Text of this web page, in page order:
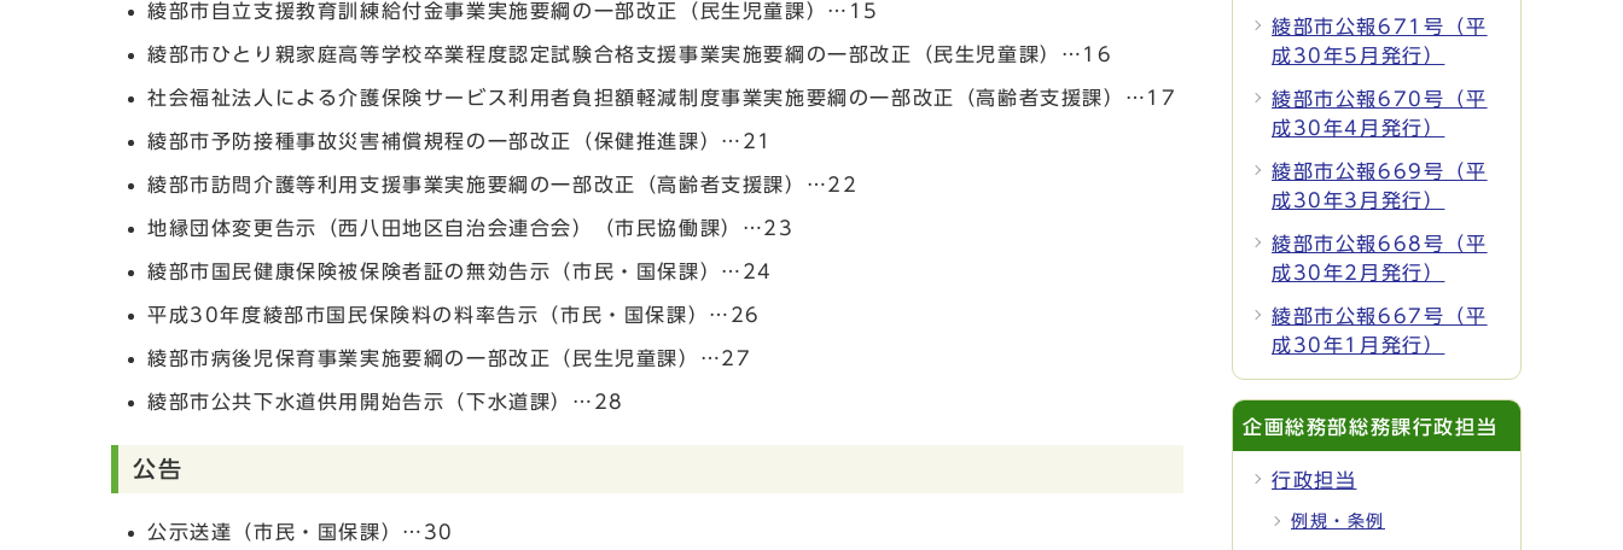
綾部市自立支援教育訓練給付金事業実施要綱の一部改正（民生児童課）…15
綾部市ひとり親家庭高等学校卒業程度認定試験合格支援事業実施要綱の一部改正（民生児童課）…16
社会福祉法人による介護保険サービス利用者負担額軽減制度事業実施要綱の一部改正（高齢者支援課）…17
綾部市予防接種事故災害補償規程の一部改正（保健推進課）…21
綾部市訪問介護等利用支援事業実施要綱の一部改正（高齢者支援課）…22
地縁団体変更告示（西八田地区自治会連合会）（市民協働課）…23
綾部市国民健康保険被保険者証の無効告示（市民・国保課）…24
平成30年度綾部市国民保険料の料率告示（市民・国保課）…26
綾部市病後児保育事業実施要綱の一部改正（民生児童課）…27
綾部市公共下水道供用開始告示（下水道課）…28
公告
公示送達（市民・国保課）…30
綾部市公報671号（平
成30年5月発行）
綾部市公報670号（平
成30年4月発行）
綾部市公報669号（平
成30年3月発行）
綾部市公報668号（平
成30年2月発行）
綾部市公報667号（平
成30年1月発行）
企画総務部総務課行政担当
行政担当
例規・条例